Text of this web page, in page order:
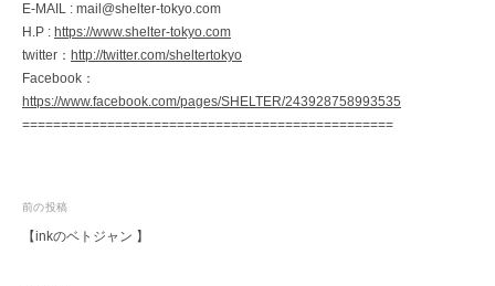
E-MAIL : mail@shelter-tokyo.com
H.P : https://www.shelter-tokyo.com
twitter： http://twitter.com/sheltertokyo
Facebook：
https://www.facebook.com/pages/SHELTER/243928758993535
================================================
投
稿
前の投稿
【inkのベトジャン 】